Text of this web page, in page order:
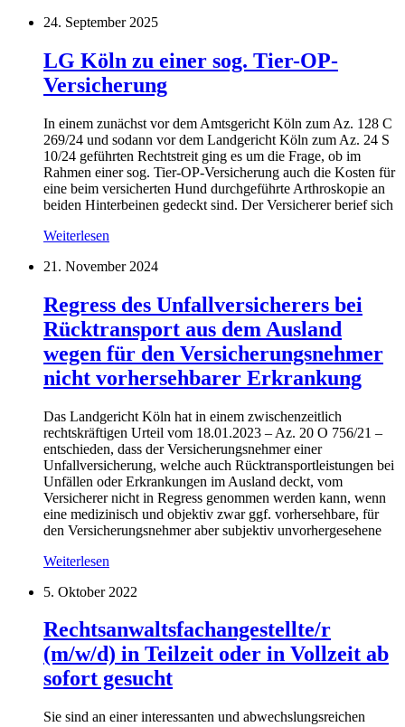
24. September 2025
LG Köln zu einer sog. Tier-OP-
Versicherung
In einem zunächst vor dem Amtsgericht Köln zum Az. 128 C
269/24 und sodann vor dem Landgericht Köln zum Az. 24 S
10/24 geführten Rechtstreit ging es um die Frage, ob im
Rahmen einer sog. Tier-OP-Versicherung auch die Kosten für
eine beim versicherten Hund durchgeführte Arthroskopie an
beiden Hinterbeinen gedeckt sind. Der Versicherer berief sich
Weiterlesen
21. November 2024
Regress des Unfallversicherers bei
Rücktransport aus dem Ausland
wegen für den Versicherungsnehmer
nicht vorhersehbarer Erkrankung
Das Landgericht Köln hat in einem zwischenzeitlich
rechtskräftigen Urteil vom 18.01.2023 – Az. 20 O 756/21 –
entschieden, dass der Versicherungsnehmer einer
Unfallversicherung, welche auch Rücktransportleistungen bei
Unfällen oder Erkrankungen im Ausland deckt, vom
Versicherer nicht in Regress genommen werden kann, wenn
eine medizinisch und objektiv zwar ggf. vorhersehbare, für
den Versicherungsnehmer aber subjektiv unvorhergesehene
Weiterlesen
5. Oktober 2022
Rechtsanwaltsfachangestellte/r
(m/w/d) in Teilzeit oder in Vollzeit ab
sofort gesucht
Sie sind an einer interessanten und abwechslungsreichen